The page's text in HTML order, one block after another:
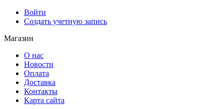
Войти
Создать учетную запись
Магазин
О нас
Новости
Оплата
Доставка
Контакты
Карта сайта